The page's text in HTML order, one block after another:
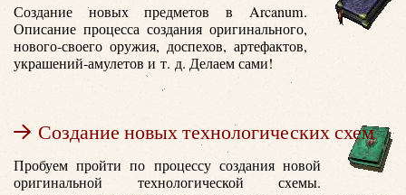
Создание новых предметов в Arcanum.
Описание процесса создания оригинального,
нового-своего оружия, доспехов, артефактов,
украшений-амулетов и т. д. Делаем сами!
Создание новых технологических схем
Пробуем пройти по процессу создания новой
оригинальной технологической схемы.